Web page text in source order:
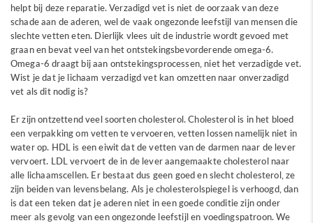
helpt bij deze reparatie. Verzadigd vet is niet de oorzaak van deze
schade aan de aderen, wel de vaak ongezonde leefstijl van mensen die
slechte vetten eten. Dierlijk vlees uit de industrie wordt gevoed met
graan en bevat veel van het ontstekingsbevorderende omega-6.
Omega-6 draagt bij aan ontstekingsprocessen, niet het verzadigde vet.
Wist je dat je lichaam verzadigd vet kan omzetten naar onverzadigd
vet als dit nodig is?
Er zijn ontzettend veel soorten cholesterol. Cholesterol is in het bloed
een verpakking om vetten te vervoeren, vetten lossen namelijk niet in
water op. HDL is een eiwit dat de vetten van de darmen naar de lever
vervoert. LDL vervoert de in de lever aangemaakte cholesterol naar
alle lichaamscellen. Er bestaat dus geen goed en slecht cholesterol, ze
zijn beiden van levensbelang. Als je cholesterolspiegel is verhoogd, dan
is dat een teken dat je aderen niet in een goede conditie zijn onder
meer als gevolg van een ongezonde leefstijl en voedingspatroon. We